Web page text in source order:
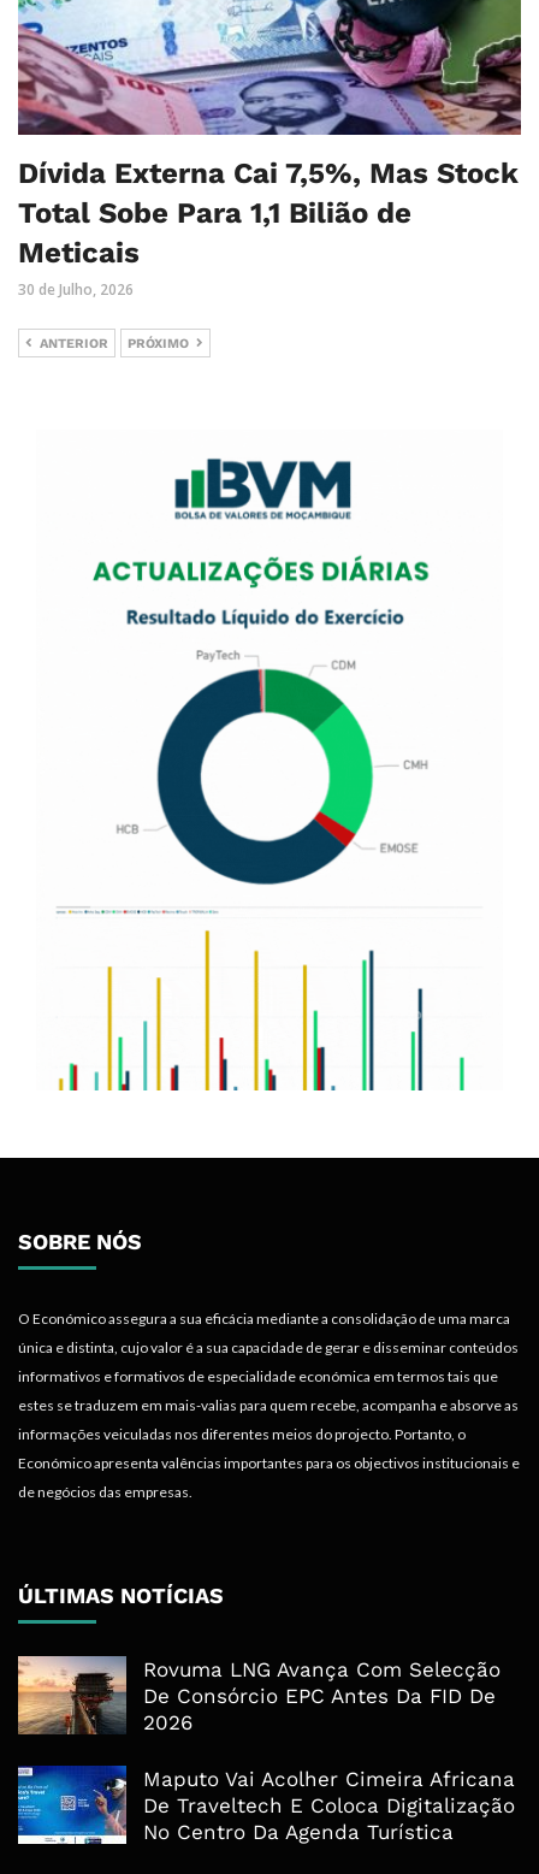
Dívida Externa Cai 7,5%, Mas Stock
Total Sobe Para 1,1 Bilião de
Meticais
30 de Julho, 2026
ANTERIOR PRÓXIMO
SOBRE NÓS
O Económico assegura a sua eficácia mediante a consolidação de uma marca
única e distinta, cujo valor é a sua capacidade de gerar e disseminar conteúdos
informativos e formativos de especialidade económica em termos tais que
estes se traduzem em mais-valias para quem recebe, acompanha e absorve as
informações veiculadas nos diferentes meios do projecto. Portanto, o
Económico apresenta valências importantes para os objectivos institucionais e
de negócios das empresas.
ÚLTIMAS NOTÍCIAS
Rovuma LNG Avança Com Selecção
De Consórcio EPC Antes Da FID De
2026
Maputo Vai Acolher Cimeira Africana
De Traveltech E Coloca Digitalização
No Centro Da Agenda Turística